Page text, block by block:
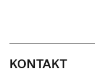
KONTAKT